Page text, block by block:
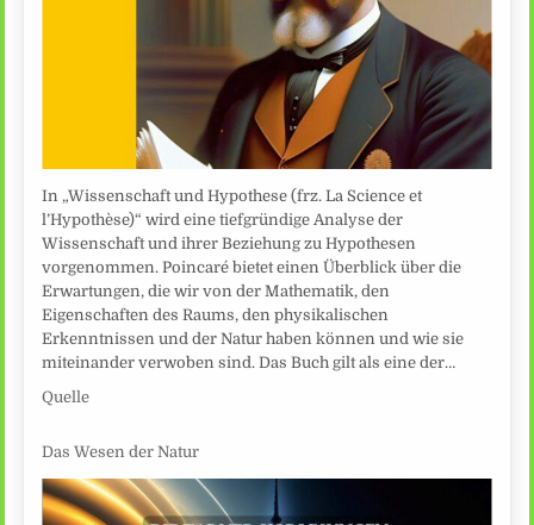
In „Wissenschaft und Hypothese (frz. La Science et
l’Hypothèse)“ wird eine tiefgründige Analyse der
Wissenschaft und ihrer Beziehung zu Hypothesen
vorgenommen. Poincaré bietet einen Überblick über die
Erwartungen, die wir von der Mathematik, den
Eigenschaften des Raums, den physikalischen
Erkenntnissen und der Natur haben können und wie sie
miteinander verwoben sind. Das Buch gilt als eine der…
Quelle
Das Wesen der Natur